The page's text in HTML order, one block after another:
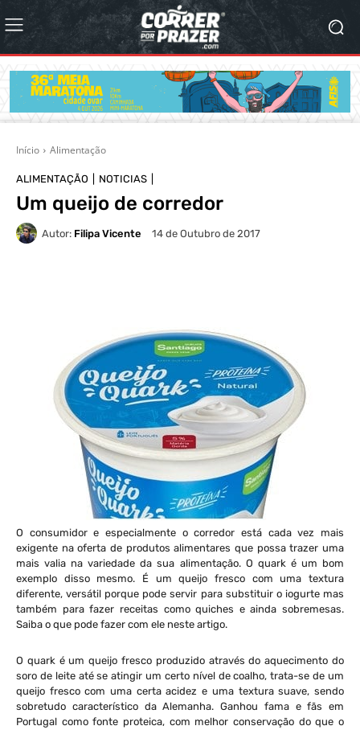
Início Alimentação
ALIMENTAÇÃO NOTICIAS
Um queijo de corredor
Autor: Filipa Vicente 14 de Outubro de 2017
O consumidor e especialmente o corredor está cada vez mais
exigente na oferta de produtos alimentares que possa trazer uma
mais valia na variedade da sua alimentação. O quark é um bom
exemplo disso mesmo. É um queijo fresco com uma textura
diferente, versátil porque pode servir para substituir o iogurte mas
também para fazer receitas como quiches e ainda sobremesas.
Saiba o que pode fazer com ele neste artigo.
O quark é um queijo fresco produzido através do aquecimento do
soro de leite até se atingir um certo nível de coalho, trata-se de um
queijo fresco com uma certa acidez e uma textura suave, sendo
sobretudo característico da Alemanha. Ganhou fama e fãs em
Portugal como fonte proteica, com melhor conservação do que o